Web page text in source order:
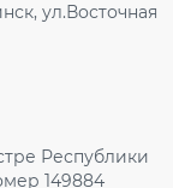
ул.Восточная
Республики
149884